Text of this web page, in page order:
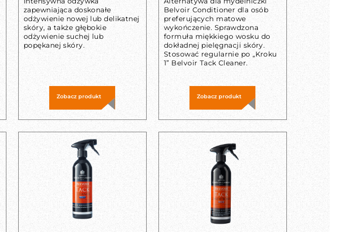
zapewniająca doskonałe
odżywienie nowej lub delikatnej
skóry, a także głębokie
odżywienie suchej lub
popękanej skóry.
Zobacz produkt
Belvoir Conditioner dla osób
preferujących matowe
wykończenie. Sprawdzona
formuła miękkiego wosku do
dokładnej pielęgnacji skóry.
Stosować regularnie po „Kroku
1” Belvoir Tack Cleaner.
Zobacz produkt